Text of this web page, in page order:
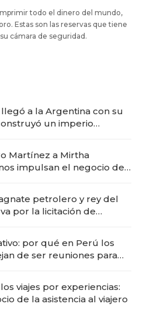
todo el dinero del mundo,
Estas son las reservas que tiene
cámara de seguridad.
a la Argentina con su
un imperio
Martínez a Mirtha
impulsan el negocio del
petrolero y rey del
por la licitación de
por qué en Perú los
de ser reuniones para
viajes por experiencias:
de la asistencia al viajero